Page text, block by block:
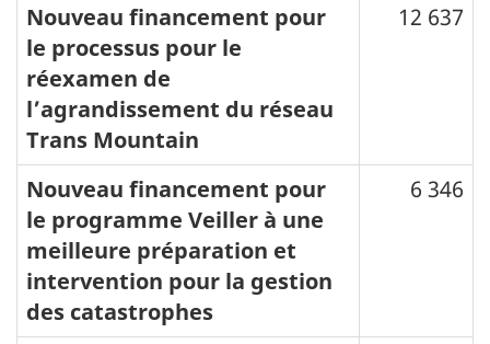
Nouveau financement pour
le processus pour le
réexamen de
l’agrandissement du réseau
Trans Mountain
12 637
Nouveau financement pour
le programme Veiller à une
meilleure préparation et
intervention pour la gestion
des catastrophes
6 346